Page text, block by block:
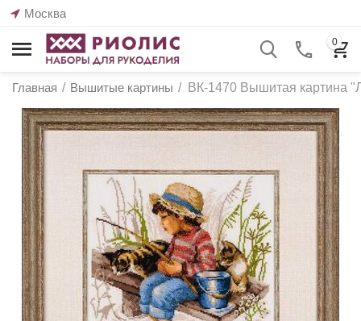
Москва
0
Главная / Вышитые картины / ВК-1470 Вышитая картина